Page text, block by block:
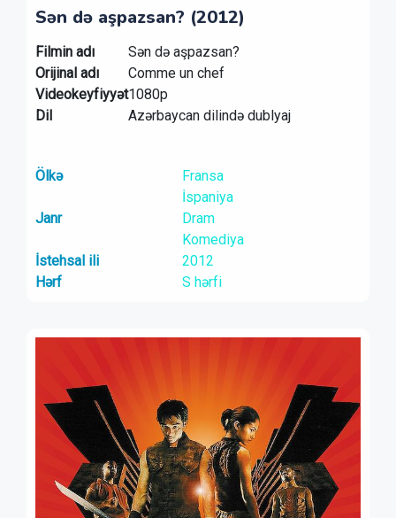
Sən də aşpazsan? (2012)
Filmin adı
Sən də aşpazsan?
Orijinal adı
Comme un chef
Videokeyfiyyət1080p
Dil
Azərbaycan dilində dublyaj
Ölkə
Fransa
İspaniya
Janr
Dram
Komediya
İstehsal ili
2012
Hərf
S hərfi